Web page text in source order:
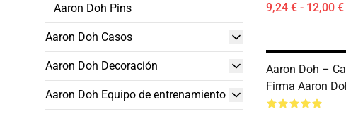
Aaron Doh Pins
Aaron Doh Casos
Aaron Doh Decoración
Aaron Doh Equipo de entrenamiento
9,24 € - 12,00 €
Aaron Doh –
Firma Aaron